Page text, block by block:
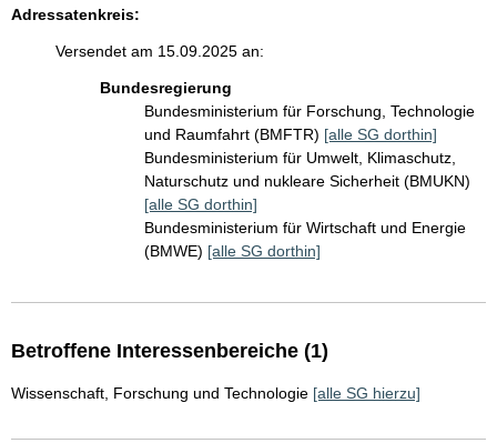
Adressatenkreis:
Versendet am 15.09.2025 an:
Bundesregierung
Bundesministerium für Forschung, Technologie
und Raumfahrt (BMFTR) [alle SG dorthin]
Bundesministerium für Umwelt, Klimaschutz,
Naturschutz und nukleare Sicherheit (BMUKN)
[alle SG dorthin]
Bundesministerium für Wirtschaft und Energie
(BMWE) [alle SG dorthin]
Betroffene Interessenbereiche (1)
Wissenschaft, Forschung und Technologie [alle SG hierzu]